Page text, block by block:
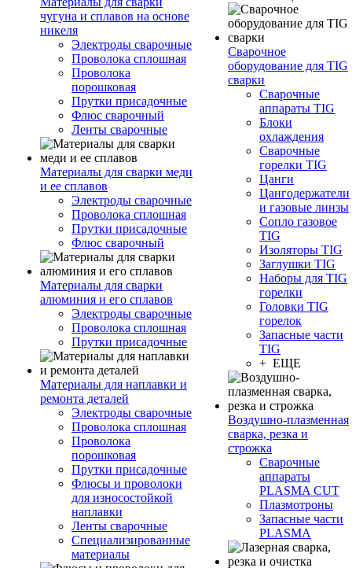
чугуна и сплавов на основе
никеля
Электроды сварочные
Проволока сплошная
Проволока
порошковая
Прутки присадочные
Флюс сварочный
Ленты сварочные
Материалы для сварки меди
и ее сплавов
Электроды сварочные
Проволока сплошная
Прутки присадочные
Флюс сварочный
Материалы для сварки
алюминия и его сплавов
Электроды сварочные
Проволока сплошная
Прутки присадочные
Материалы для наплавки и
ремонта деталей
Электроды сварочные
Проволока сплошная
Проволока
порошковая
Прутки присадочные
Флюсы и проволоки
для износостойкой
наплавки
Ленты сварочные
Специализированные
материалы
Сварочное
оборудование для TIG
сварки
Сварочные
аппараты TIG
Блоки
охлаждения
Сварочные
горелки TIG
Цанги
Цангодержатели
и газовые линзы
Сопло газовое
TIG
Изоляторы TIG
Заглушки TIG
Наборы для TIG
горелки
Головки TIG
горелок
Запасные части
TIG
+ ЕЩЕ
Воздушно-плазменная
сварка, резка и
строжка
Сварочные
аппараты
PLASMA CUT
Плазмотроны
Запасные части
PLASMA